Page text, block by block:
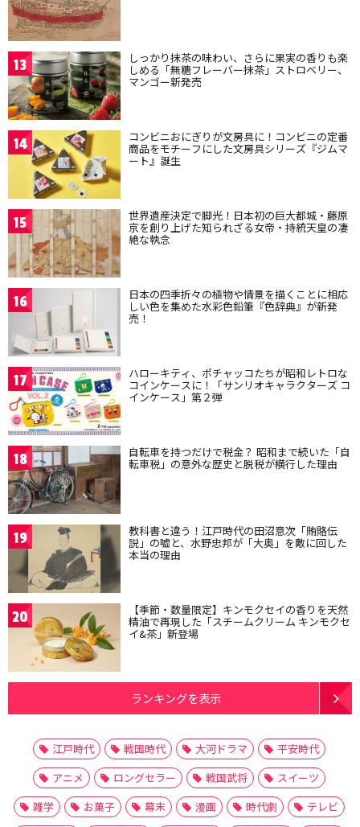
13 しっかり抹茶の味わい、さらに果実の香りも楽
しめる「無糖フレーバー抹茶」ストロベリー、
マンゴー新発売
14 コンビニおにぎりが文房具に！コンビニの定番
商品をモチーフにした文房具シリーズ『ジムマ
ート』誕生
15 世界遺産決定で脚光！日本初の巨大都城・藤原
京を創り上げた知られざる女帝・持統天皇の凄
絶な執念
16 日本の四季折々の植物や情景を描くことに相応
しい色を集めた水彩色鉛筆『色辞典』が新発
売！
17 ハローキティ、ポチャッコたちが昭和レトロな
コインケースに！「サンリオキャラクターズ コ
インケース」第２弾
18 自転車を持つだけで税金？ 昭和まで続いた「自
転車税」の意外な歴史と脱税が横行した理由
19 教科書と違う！江戸時代の田沼意次「賄賂伝
説」の嘘と、水野忠邦が「大奥」を敵に回した
本当の理由
20 【季節・数量限定】キンモクセイの香りを天然
精油で再現した「スチームクリーム キンモクセ
イ&茶」新登場
ランキングを表示
江戸時代 戦国時代 大河ドラマ
平安時代
アニメ
ロングセラー 戦国武将
スイーツ
雑学
お菓子 幕末 漫画 時代劇
テレビ